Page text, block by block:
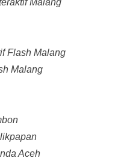
Malang
Flash Malang
Malang
Aceh